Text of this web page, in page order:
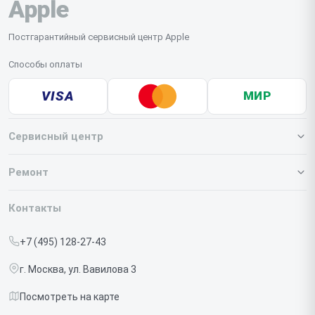
Apple
Постгарантийный сервисный центр Apple
Способы оплаты
VISA МИР
Сервисный центр
О нашем сервисе
Срочный ремонт
Доставка и способы оплаты
Диагностика
Ремонт
Iphone
Контакты
+7 (495) 128-27-43
г. Москва, ул. Вавилова 3
Посмотреть на карте